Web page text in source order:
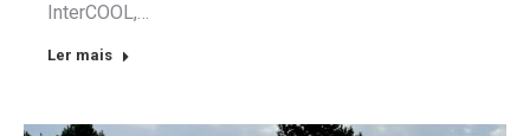
InterCOOL,…
Ler mais